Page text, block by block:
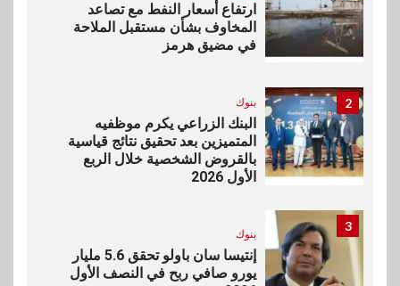
ارتفاع أسعار النفط مع تصاعد
المخاوف بشأن مستقبل الملاحة
في مضيق هرمز
2 بنوك
البنك الزراعي يكرم موظفيه
المتميزين بعد تحقيق نتائج قياسية
بالقروض الشخصية خلال الربع
الأول 2026
3
بنوك
إنتيسا سان باولو تحقق 5.6 مليار
يورو صافي ربح في النصف الأول